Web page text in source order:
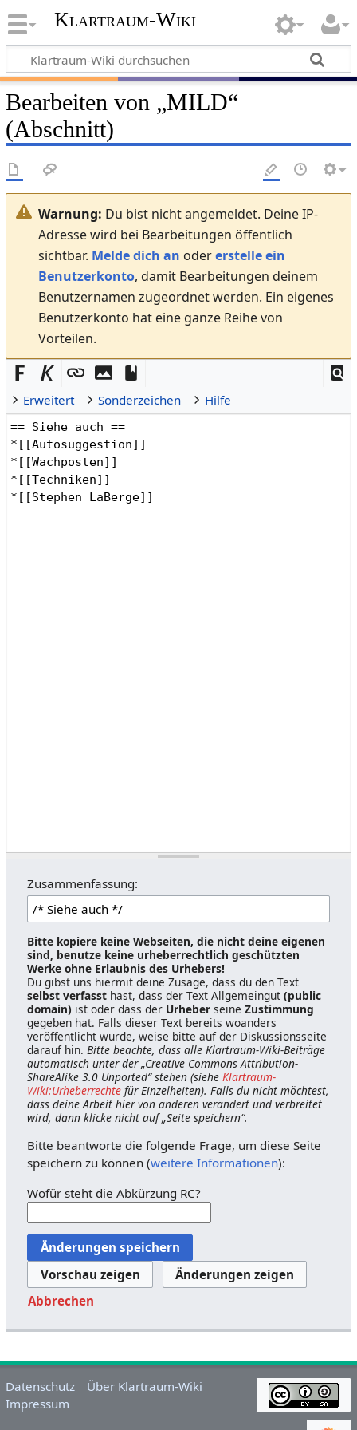
Klartraum-Wiki
Bearbeiten von „MILD“
(Abschnitt)
Warnung: Du bist nicht angemeldet. Deine IP-
Adresse wird bei Bearbeitungen öffentlich
sichtbar. Melde dich an odererstelle ein
Benutzerkonto, damit Bearbeitungen deinem
Benutzernamen zugeordnet werden. Ein eigenes
Benutzerkonto hat eine ganze Reihe von
Vorteilen.
Erweitert Sonderzeichen Hilfe
Zusammenfassung:
Bitte kopiere keine Webseiten, die nicht deine eigenen
sind, benutze keine urheberrechtlich geschützten
Werke ohne Erlaubnis des Urhebers!
Du gibst uns hiermit deine Zusage, dass du den Text
selbst verfasst hast, dass der Text Allgemeingut(public
domain) ist oder dass der Urheber seineZustimmung
gegeben hat. Falls dieser Text bereits woanders
veröffentlicht wurde, weise bitte auf der Diskussionsseite
darauf hin.Bitte beachte, dass alle Klartraum-Wiki-Beiträge
automatisch unter der „Creative Commons Attribution-
ShareAlike 3.0 Unported“ stehen (sieheKlartraum-
Wiki:Urheberrechte für Einzelheiten). Falls du nicht möchtest,
dass deine Arbeit hier von anderen verändert und verbreitet
wird, dann klicke nicht auf „Seite speichern“.
Bitte beantworte die folgende Frage, um diese Seite
speichern zu können (weitere Informationen):
Wofür steht die Abkürzung RC?
Abbrechen
Datenschutz
Über Klartraum-Wiki
Impressum